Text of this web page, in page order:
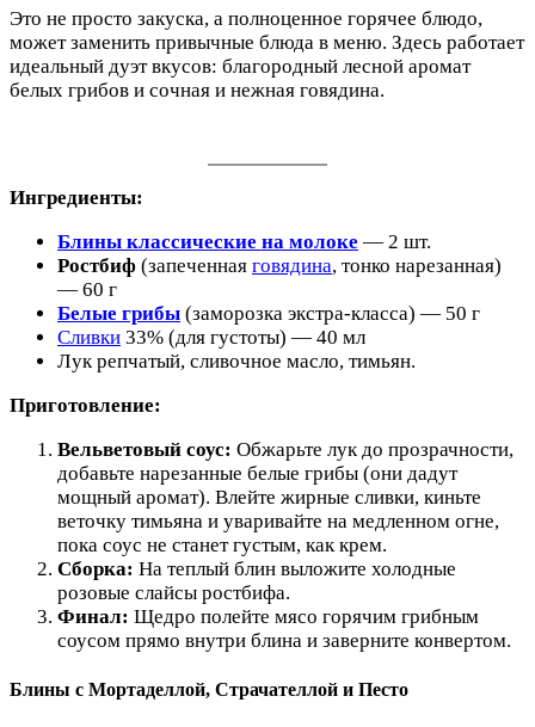
Это не просто закуска, а полноценное горячее блюдо,
может заменить привычные блюда в меню. Здесь работает
идеальный дуэт вкусов: благородный лесной аромат
белых грибов и сочная и нежная говядина.
Ингредиенты:
Блины классические на молоке — 2 шт.
Ростбиф (запеченная говядина, тонко нарезанная)
— 60 г
Белые грибы (заморозка экстра-класса) — 50 г
Сливки 33% (для густоты) — 40 мл
Лук репчатый, сливочное масло, тимьян.
Приготовление:
Вельветовый соус: Обжарьте лук до прозрачности,
добавьте нарезанные белые грибы (они дадут
мощный аромат). Влейте жирные сливки, киньте
веточку тимьяна и уваривайте на медленном огне,
пока соус не станет густым, как крем.
Сборка: На теплый блин выложите холодные
розовые слайсы ростбифа.
Финал: Щедро полейте мясо горячим грибным
соусом прямо внутри блина и заверните конвертом.
Блины с Мортаделлой, Страчателлой и Песто